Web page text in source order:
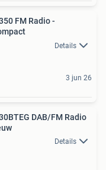
FM Radio -
Details
3 jun 26
DAB/FM Radio
Details